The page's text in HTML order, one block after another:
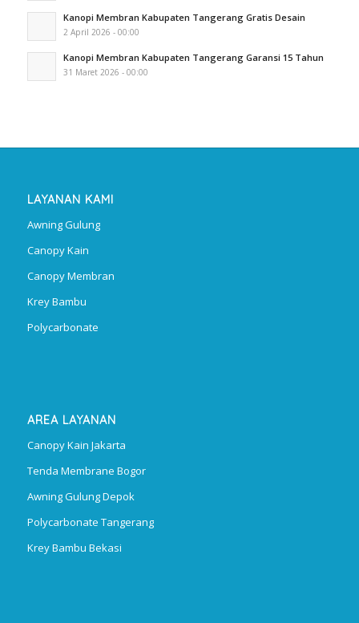
Kanopi Membran Kabupaten Tangerang Gratis Desain
2 April 2026 - 00:00
Kanopi Membran Kabupaten Tangerang Garansi 15 Tahun
31 Maret 2026 - 00:00
LAYANAN KAMI
Awning Gulung
Canopy Kain
Canopy Membran
Krey Bambu
Polycarbonate
AREA LAYANAN
Canopy Kain Jakarta
Tenda Membrane Bogor
Awning Gulung Depok
Polycarbonate Tangerang
Krey Bambu Bekasi